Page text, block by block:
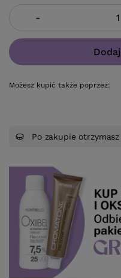
-
Możesz kupić także poprzez:
Po zakupie otrzymasz